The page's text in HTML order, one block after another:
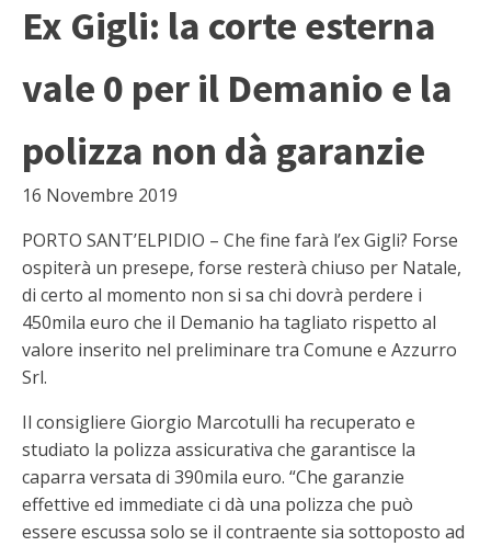
Ex Gigli: la corte esterna
vale 0 per il Demanio e la
polizza non dà garanzie
16 Novembre 2019
PORTO SANT’ELPIDIO – Che fine farà l’ex Gigli? Forse
ospiterà un presepe, forse resterà chiuso per Natale,
di certo al momento non si sa chi dovrà perdere i
450mila euro che il Demanio ha tagliato rispetto al
valore inserito nel preliminare tra Comune e Azzurro
Srl.
Il consigliere Giorgio Marcotulli ha recuperato e
studiato la polizza assicurativa che garantisce la
caparra versata di 390mila euro. “Che garanzie
effettive ed immediate ci dà una polizza che può
essere escussa solo se il contraente sia sottoposto ad